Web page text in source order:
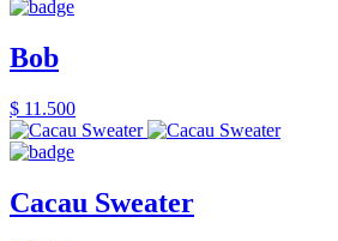
Bob
$ 11.500
Cacau Sweater